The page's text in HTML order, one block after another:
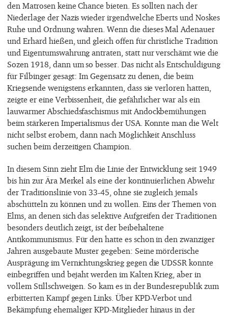
den Matrosen keine Chance bieten. Es sollten nach der
Niederlage der Nazis wieder irgendwelche Eberts und Noskes
Ruhe und Ordnung wahren. Wenn die dieses Mal Adenauer
und Erhard hießen, und gleich offen für christliche Tradition
und Eigentumswahrung antraten, statt nur verschämt wie die
Sozen 1918, dann um so besser. Das nicht als Entschuldigung
für Filbinger gesagt: Im Gegensatz zu denen, die beim
Kriegsende wenigstens erkannten, dass sie verloren hatten,
zeigte er eine Verbissenheit, die gefährlicher war als ein
lauwarmer Abschiedsfaschismus mit Andockbemühungen
beim stärkeren Imperialismus der USA. Konnte man die Welt
nicht selbst erobern, dann nach Möglichkeit Anschluss
suchen beim derzeitigen Champion.
In diesem Sinn zieht Elm die Linie der Entwicklung seit 1949
bis hin zur Ära Merkel als eine der kontinuierlichen Abwehr
der Traditionslinie von 33-45, ohne sie zugleich jemals
abschütteln zu können und zu wollen. Eins der Themen von
Elms, an denen sich das selektive Aufgreifen der Traditionen
besonders deutlich zeigt, ist der beibehaltene
Antikommunismus. Für den hatte es schon in den zwanziger
Jahren ausgebaute Muster gegeben: Seine mörderische
Ausprägung im Vernichtungskrieg gegen die UDSSR konnte
einbegriffen und bejaht werden im Kalten Krieg, aber in
vollem Stillschweigen. So kam es in der Bundesrepublik zum
erbitterten Kampf gegen Links. Über KPD-Verbot und
Bekämpfung ehemaliger KPD-Mitglieder hinaus in der